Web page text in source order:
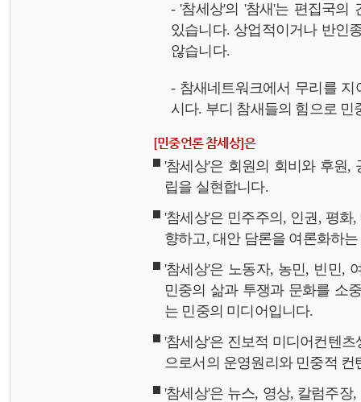
- '참세상'의 '참새'는 편집국의
있습니다. 상업적이거나 반인
않습니다.
- 참새네트워크에서 무리를
시다. 부디 참새들의 힘으로 민
[민중언론 참세상]은
'참세상'은 회원의 회비와 후원,
립을 실현합니다.
'참세상'은 민주주의, 인권, 평
향하고, 대안 담론을 여론화하
'참세상'은 노동자, 농민, 빈민,
민중의 삶과 투쟁과 문화를 소
는 민중의 미디어입니다.
'참세상'은 진보적 미디어컨텐
으로서의 운영원리와 민중적
'참세상'은 뉴스, 영상, 칼럼주